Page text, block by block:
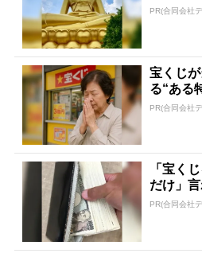
PR(合同会社
宝くじ
る“ある
PR(合同会社
「宝く
だけ」
ら…
PR(合同会社